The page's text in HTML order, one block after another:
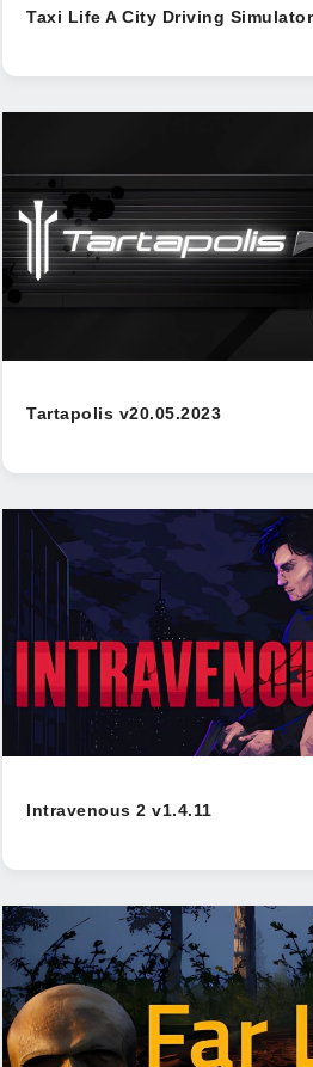
Taxi Life A City Driving
Tartapolis v20.05.2023
Intravenous 2 v1.4.11